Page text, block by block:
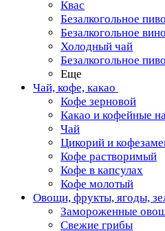
Квас
Безалкогольное пиво
Безалкогольное вино
Холодный чай
Безалкогольное
Еще
Чай, кофе, какао
Кофе зерновой
Какао и кофейные
Чай
Цикорий и
Кофе растворимый
Кофе в капсулах
Кофе молотый
Овощи, фрукты, ягоды,
Замороженные
Свежие грибы